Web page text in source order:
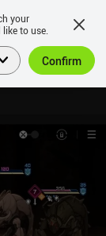
your
to use.
Confirm